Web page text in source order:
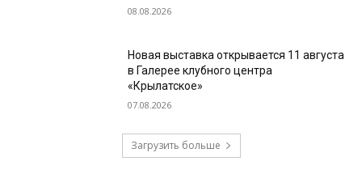
08.08.2026
Новая выставка открывается 11 августа
в Галерее клубного центра
«Крылатское»
07.08.2026
Загрузить больше